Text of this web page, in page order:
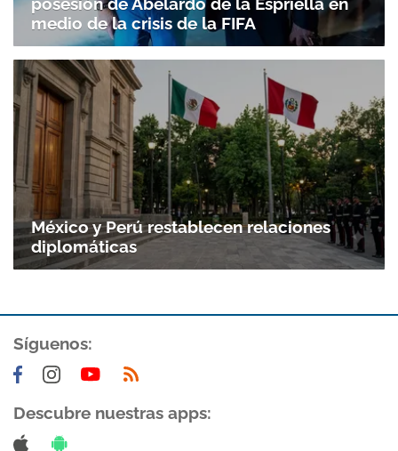
medio de la crisis de la FIFA
México y Perú restablecen relaciones
diplomáticas
Síguenos:
Descubre nuestras apps: